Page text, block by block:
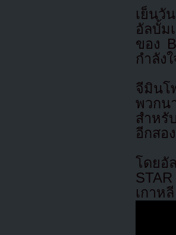
เย็นวั
อัลบั้ม
ของ
กำลัง
จีมินโ
พวก
สำหรั
อีกสอ
โดยอั
เกาห